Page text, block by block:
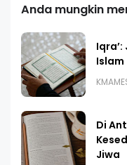
Anda mungkin
Islam
Di
Jiwa